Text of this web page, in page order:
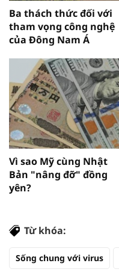
Ba thách thức đối với
tham vọng công nghệ
của Đông Nam Á
Vì sao Mỹ cùng Nhật
Bản "nâng đỡ" đồng
yên?
Từ khóa:
Sống chung với virus